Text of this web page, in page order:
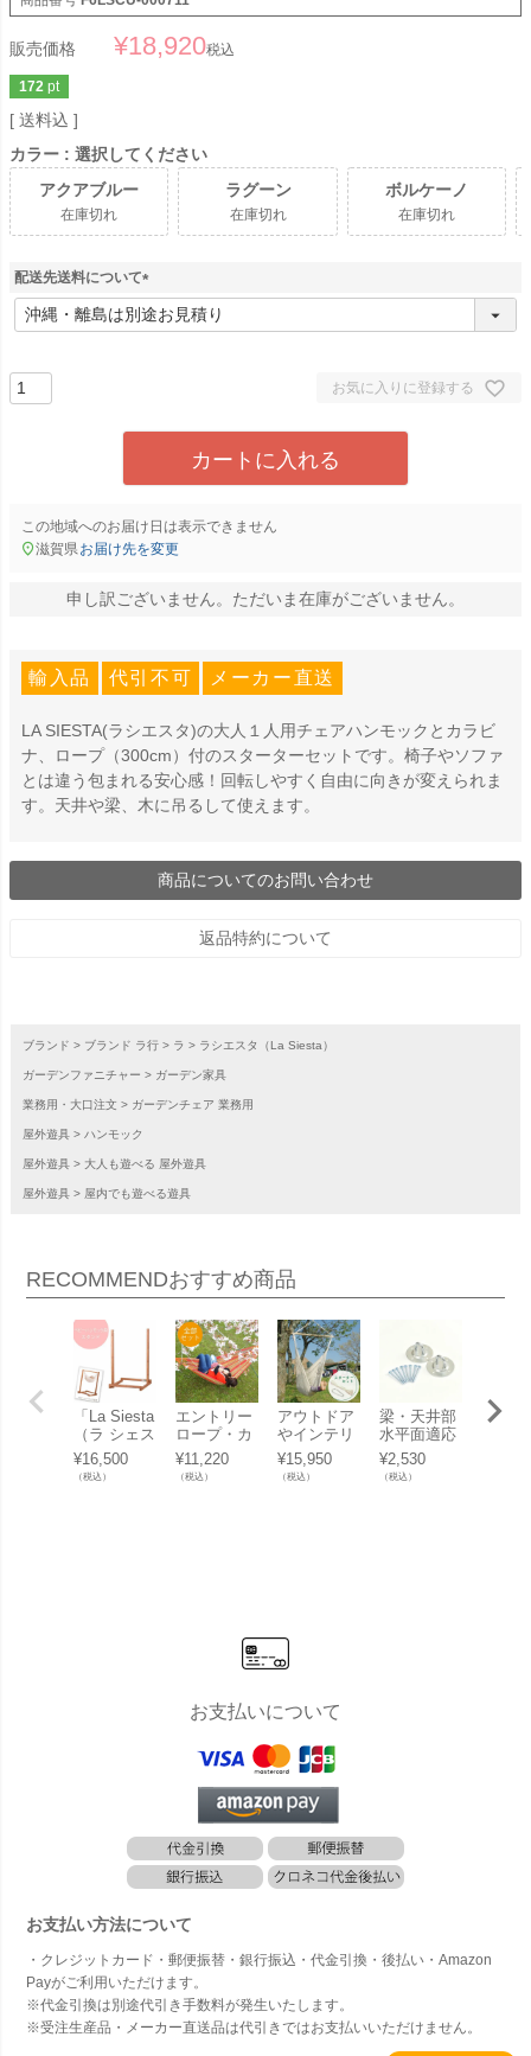
販売価格 ¥18,920税込
172 pt
送料込
カラー
選択してください
アクアブルー
在庫切れ
ラグーン
在庫切れ
ボルケーノ
在庫切れ
配送先送料について
(
必
お気に入りに登録する
カートに入れる
この地域へのお届け日は表示できません
滋賀県お届け先を変更
申し訳ございません。ただいま在庫がございません。
輸入品 代引不可 メーカー直送
LA SIESTA(ラシエスタ)の大人１人用チェアハンモックとカラビ
ナ、ロープ（300cm）付のスターターセットです。椅子やソファ
とは違う包まれる安心感！回転しやすく自由に向きが変えられま
す。天井や梁、木に吊るして使えます。
商品についてのお問い合わせ
返品特約について
ブランド ブランド ラ行 ラ ラシエスタ（La Siesta）
ガーデンファニチャー ガーデン家具
業務用・大口注文 ガーデンチェア 業務用
屋外遊具 ハンモック
屋外遊具 大人も遊べる 屋外遊具
屋外遊具 屋内でも遊べる遊具
RECOMMENDおすすめ商品
「La Siesta
（ラ シェス
タ） ヤユイ
タ ベビーハ
ンモック用
¥16,500
（税込）
エントリー
ロープ・カ
ラビナ付
「CUハンモ
ック スター
¥11,220
（税込）
アウトドア
やインテリ
アに「CUチ
ェアハンモ
ック スター
¥15,950
（税込）
梁・天井部
水平面適応
「CUチェア
ハンモック
用 取付金具
¥2,530
（税込）
アウ
お支払いについて
お支払い方法について
・クレジットカード・郵便振替・銀行振込・代金引換・後払い・Amazon
Payがご利用いただけます。
※代金引換は別途代引き手数料が発生いたします。
※受注生産品・メーカー直送品は代引きではお支払いいただけません。